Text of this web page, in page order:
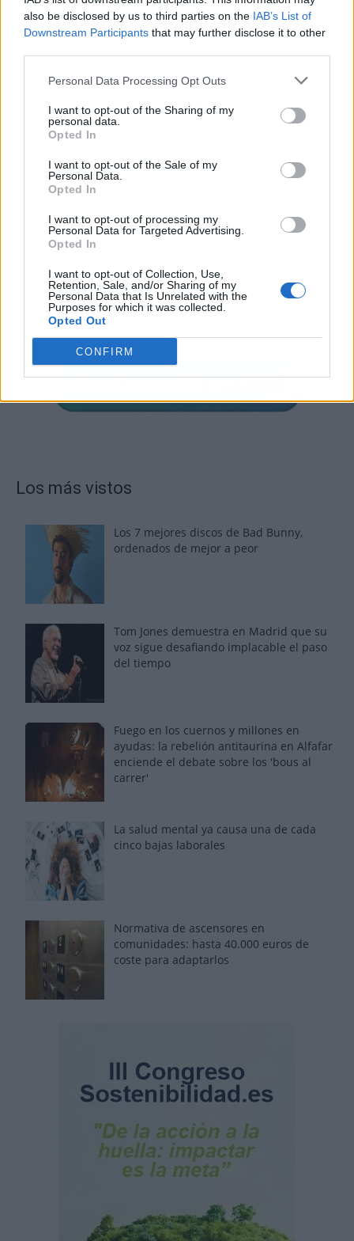
also be disclosed by us to third parties on the IAB’s List of
Downstream Participants that may further disclose it to other
Personal Data Processing Opt Outs
I want to opt-out of the Sharing of my
personal data.
Opted In
I want to opt-out of the Sale of my
Personal Data.
Opted In
I want to opt-out of processing my
Personal Data for Targeted Advertising.
Opted In
I want to opt-out of Collection, Use,
Retention, Sale, and/or Sharing of my
Personal Data that Is Unrelated with the
Purposes for which it was collected.
Opted Out
CONFIRM
Publicidad
Los más vistos
Los 7 mejores discos de Bad Bunny,
ordenados de mejor a peor
Tom Jones demuestra en Madrid que su
voz sigue desafiando implacable el paso
del tiempo
Fuego en los cuernos y millones en
ayudas: la rebelión antitaurina en Alfafar
enciende el debate sobre los 'bous al
carrer'
La salud mental ya causa una de cada
cinco bajas laborales
Normativa de ascensores en
comunidades: hasta 40.000 euros de
coste para adaptarlos